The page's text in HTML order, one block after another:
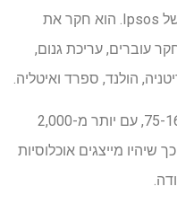
(PET), נתמך על ידי ESHRE ובניהולו של Ipsos. הוא חקר את
עוברים, עריכת גנום,
הולנד, ספרד ואיטליה.
הסקר כלל 8,688 משתתפים בגילאי 75-16, עם יותר מ-2,000
שיהיו מייצגים אוכלוסיות